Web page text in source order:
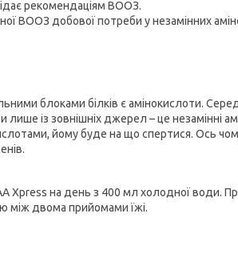
рекомендаціям ВООЗ.
ВООЗ добової потреби у незамінних
блоками білків є амінокислоти.
лише із зовнішніх джерел – це незамінні
йому буде на що спертися. Ось
Xpress на день з 400 мл холодної води.
між двома прийомами їжі.